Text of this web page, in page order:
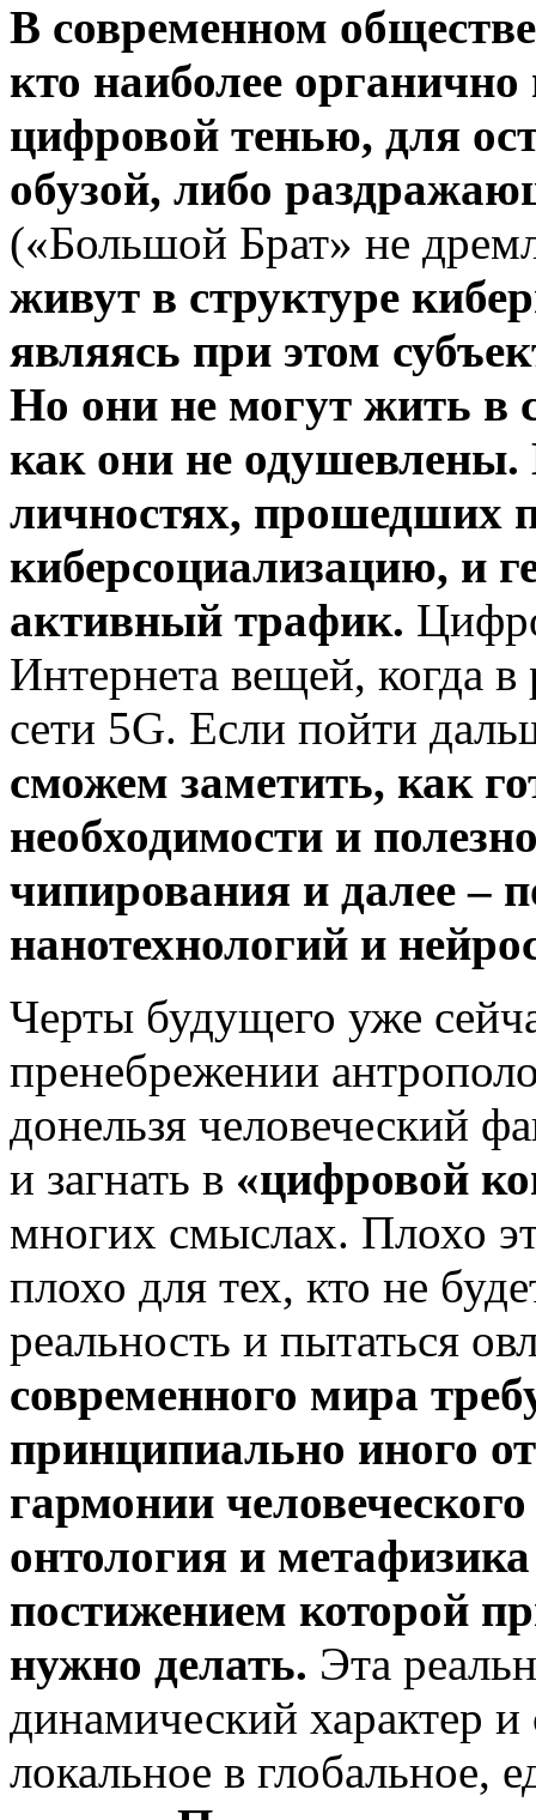
В современном
кто наиболее
цифровой тенью, для
обузой, либо
(«Большой Брат» не
живут в структуре
являясь при этом
Но они не могут жить в
как они не одушевлены.
личностях, прошедших
киберсоциализацию, и
активный трафик.
Интернета вещей, когда в
сети 5G. Если пойти
сможем заметить, как
необходимости и
чипирования и далее –
нанотехнологий и
Черты будущего уже
пренебрежении
донельзя человеческий
и загнать в «цифровой
многих смыслах. Плохо
плохо для тех, кто не
реальность и пытаться
современного мира
принципиально иного
гармонии
онтология и
постижением которой
нужно делать. Эта
динамический характер
локальное в глобальное,